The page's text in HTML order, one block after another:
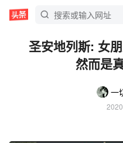
圣安地列斯: 女
然而是